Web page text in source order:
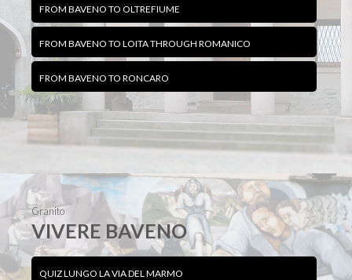
FROM BAVENO TO OLTREFIUME
FROM BAVENO TO LOITA THROUGH ROMANICO
FROM BAVENO TO RONCARO
Granito
VIVERE BAVENO
QUIZ LUNGO LA VIA DEL MARMO